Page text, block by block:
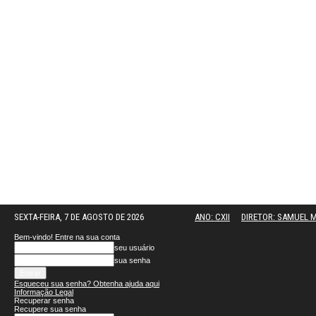
SEXTA-FEIRA, 7 DE AGOSTO DE 2026 ANO: CXII DIRETOR: SAMUEL
Bem-vindo! Entre na sua conta
seu usuário
sua senha
Esqueceu sua senha? Obtenha ajuda aqui
Informação Legal
Recuperar senha
Recupere sua senha